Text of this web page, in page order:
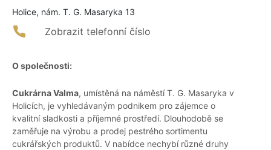
Holice, nám. T. G. Masaryka 13
Zobrazit telefonní číslo
O společnosti:
Cukrárna Valma, umístěná na náměstí T. G. Masaryka v
Holicích, je vyhledávaným podnikem pro zájemce o
kvalitní sladkosti a příjemné prostředí. Dlouhodobě se
zaměřuje na výrobu a prodej pestrého sortimentu
cukrářských produktů. V nabídce nechybí různé druhy